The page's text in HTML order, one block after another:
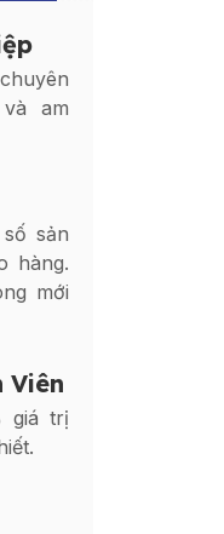
am
sản
hàng.
mới
Viên
giá trị